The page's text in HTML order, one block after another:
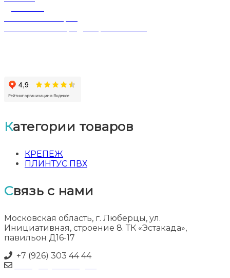
Категории товаров
КРЕПЕЖ
ПЛИНТУС ПВХ
Связь с нами
Московская область, г. Люберцы, ул.
Инициативная, строение 8. ТК «Эстакада»,
павильон Д16-17
+7 (926) 303 44 44